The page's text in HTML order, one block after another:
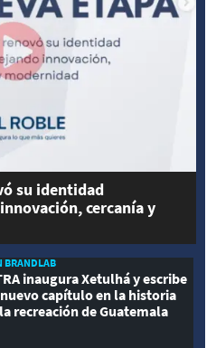
su identidad
cercanía y
BRANDLAB
inaugura Xetulhá y escribe
capítulo en la historia
recreación de Guatemala